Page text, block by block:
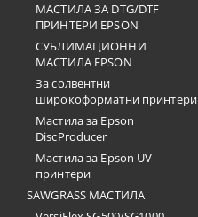
МАСТИЛА ЗА DTG/DTF
ПРИНТЕРИ EPSON
СУБЛИМАЦИОННИ
МАСТИЛА EPSON
За солвентни
широкоформатни принтери
Мастила за Epson
DiscProducer
Мастила за Epson UV
принтери
SAWGRASS МАСТИЛА